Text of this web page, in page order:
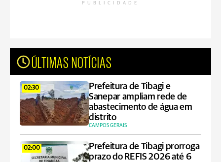
PUBLICIDADE
ÚLTIMAS NOTÍCIAS
02:30
Prefeitura de Tibagi e
Sanepar ampliam rede de
abastecimento de água em
distrito
CAMPOS GERAIS
02:00
Prefeitura de Tibagi prorroga
prazo do REFIS 2026 até 6